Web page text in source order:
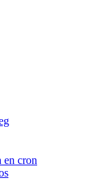
en cron